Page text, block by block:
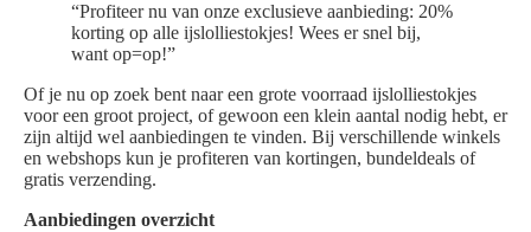
“Profiteer nu van onze exclusieve aanbieding: 20%
korting op alle ijslolliestokjes! Wees er snel bij,
want op=op!”
Of je nu op zoek bent naar een grote voorraad ijslolliestokjes
voor een groot project, of gewoon een klein aantal nodig hebt, er
zijn altijd wel aanbiedingen te vinden. Bij verschillende winkels
en webshops kun je profiteren van kortingen, bundeldeals of
gratis verzending.
Aanbiedingen overzicht